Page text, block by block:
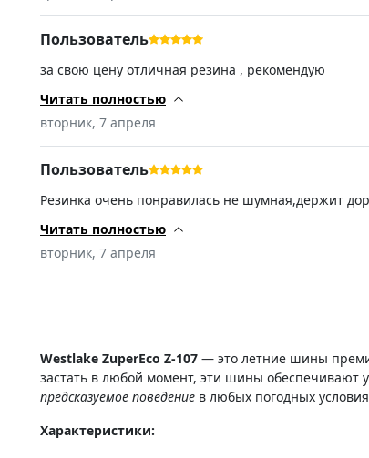
Пользователь
за свою цену отличная резина , рекомендую
Читать полностью
вторник, 7 апреля
Пользователь
Резинка очень понравилась не шумная,держит
попросил станок по 10-15 грамм шиномонтажник
Читать полностью
вторник, 7 апреля
Westlake ZuperEco Z-107 — это летние шины
застать в любой момент, эти шины обеспечивают
предсказуемое поведение в любых погодных
Характеристики: